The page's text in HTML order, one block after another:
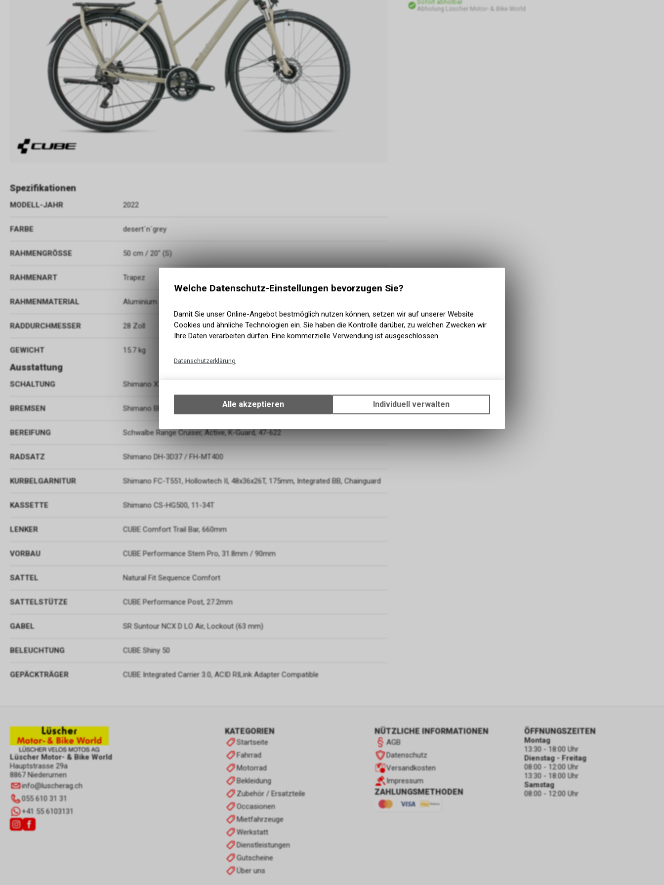
Sofort abholbar
Abholung Lüscher Motor- & Bike World
Spezifikationen
MODELL-JAHR 2022
FARBE desert´n´grey
RAHMENGRÖSSE 50 cm / 20" (S)
RAHMENART Trapez
RAHMENMATERIAL Aluminium
RADDURCHMESSER 28 Zoll
GEWICHT 15.7 kg
Ausstattung
SCHALTUNG Shimano XT RD-T8000, 3x10-Speed
BREMSEN Shimano BR-MT200/UR300, Hydr. Disc Brake, PM/FM (160/160)
BEREIFUNG Schwalbe Range Cruiser, Active, K-Guard, 47-622
RADSATZ Shimano DH-3D37 / FH-MT400
KURBELGARNITUR Shimano FC-T551, Hollowtech II, 48x36x26T, 175mm, Integrated BB, Chainguard
KASSETTE Shimano CS-HG500, 11-34T
LENKER CUBE Comfort Trail Bar, 660mm
VORBAU CUBE Performance Stem Pro, 31.8mm / 90mm
SATTEL Natural Fit Sequence Comfort
SATTELSTÜTZE CUBE Performance Post, 27.2mm
GABEL SR Suntour NCX D LO Air, Lockout (63 mm)
BELEUCHTUNG CUBE Shiny 50
GEPÄCKTRÄGER CUBE Integrated Carrier 3.0, ACID RILink Adapter Compatible
Lüscher Motor- & Bike World
Hauptstrasse 29a
8867 Niederurnen
info@luscherag.ch
055 610 31 31
+41 55 6103131
KATEGORIEN
Startseite
Fahrrad
Motorrad
Bekleidung
Zubehör / Ersatzteile
Occasionen
Mietfahrzeuge
Werkstatt
Dienstleistungen
Gutscheine
Über uns
NÜTZLICHE INFORMATIONEN
AGB
Datenschutz
Versandkosten
Impressum
ZAHLUNGSMETHODEN
ÖFFNUNGSZEITEN
Montag
13:30 - 18:00 Uhr
Dienstag - Freitag
08:00 - 12:00 Uhr
13:30 - 18:00 Uhr
Samstag
08:00 - 12:00 Uhr
Welche Datenschutz-Einstellungen bevorzugen Sie?
Damit Sie unser Online-Angebot bestmöglich nutzen können, setzen wir auf unserer Website
Cookies und ähnliche Technologien ein. Sie haben die Kontrolle darüber, zu welchen Zwecken wir
Ihre Daten verarbeiten dürfen. Eine kommerzielle Verwendung ist ausgeschlossen.
Datenschutzerklärung
Ihrem Gerät, um die grundlegenden Funktionen unseres Online-Angebots, wie die
Verwendung des Warenkorbs, zu ermöglichen. Bitte beachten Sie, dass die
zulassen.
Alle akzeptieren Individuell verwalten